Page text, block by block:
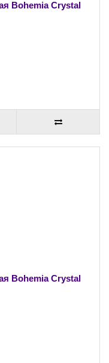
Bohemia Crystal
Bohemia Crystal